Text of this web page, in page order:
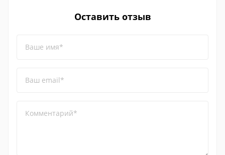
Оставить отзыв
Ваше имя*
Ваш email*
Комментарий*